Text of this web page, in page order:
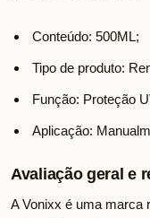
Conteúdo: 500ML;
Tipo de produto:
Função: Proteção
Aplicação:
Avaliação geral e
A Vonixx é uma marca